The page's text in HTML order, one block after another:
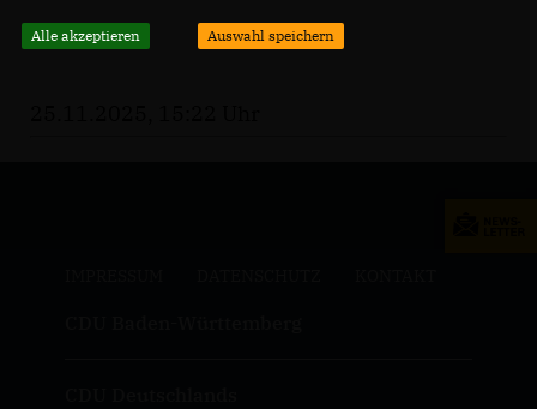
Alle akzeptieren Auswahl speichern